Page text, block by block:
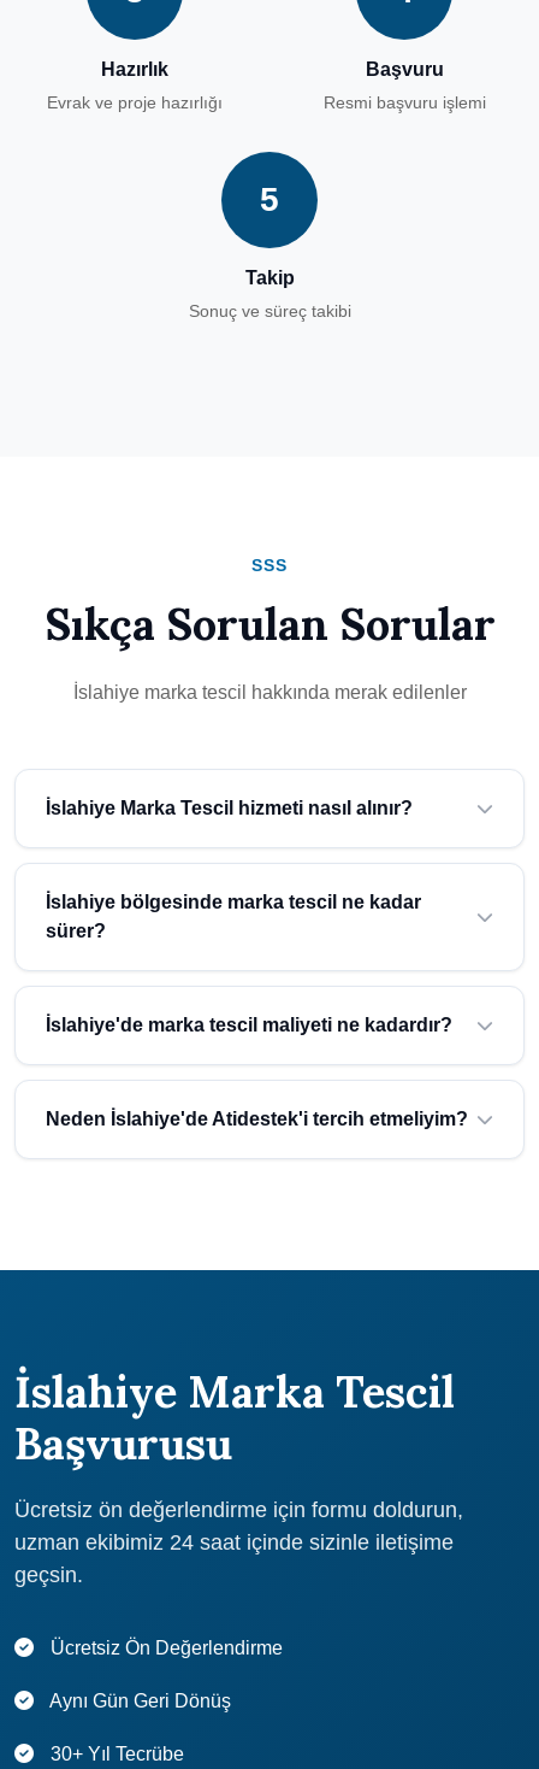
Hazırlık
Evrak ve proje hazırlığı
Başvuru
Resmi başvuru işlemi
5
Takip
Sonuç ve süreç takibi
SSS
Sıkça Sorulan Sorular
İslahiye marka tescil hakkında merak edilenler
İslahiye Marka Tescil hizmeti nasıl alınır?
İslahiye (Gaziantep) bölgesinde marka tescil hizmeti almak için
Atidestek'e başvurmanız yeterlidir. Uzman ekibimiz ücretsiz ön
değerlendirme yaparak size özel çözüm sunar.
İslahiye bölgesinde marka tescil ne kadar
sürer?
İslahiye bölgesindeki işletmeler için marka tescil süreci,
işletmenizin büyüklüğü ve ihtiyaçlarına göre değişmektedir.
hizmetimizden yararlanabilirsiniz.
İslahiye'de marka tescil maliyeti ne kadardır?
İslahiye (Gaziantep) bölgesinde marka tescil maliyeti
işletmenizin ölçeğine ve ihtiyaçlarına göre belirlenmektedir.
Neden İslahiye'de Atidestek'i tercih etmeliyim?
İslahiye Marka Tescil
Başvurusu
Ücretsiz ön değerlendirme için formu doldurun,
uzman ekibimiz 24 saat içinde sizinle iletişime
geçsin.
Ücretsiz Ön Değerlendirme
Aynı Gün Geri Dönüş
30+ Yıl Tecrübe